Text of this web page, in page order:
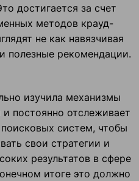
достигается за счет
методов крауд-
не как навязчивая
полезные рекомендации.
изучила механизмы
постоянно отслеживает
систем, чтобы
свои стратегии и
результатов в сфере
итоге это должно